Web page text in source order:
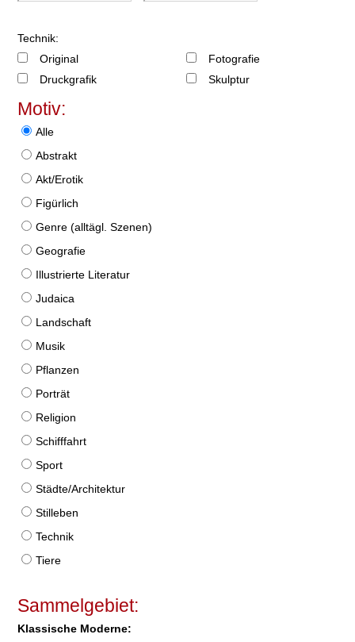
Technik:
Original
Druckgrafik
Fotografie
Skulptur
Motiv:
Alle
Abstrakt
Akt/Erotik
Figürlich
Genre (alltägl. Szenen)
Geografie
Illustrierte Literatur
Judaica
Landschaft
Musik
Pflanzen
Porträt
Religion
Schifffahrt
Sport
Städte/Architektur
Stilleben
Technik
Tiere
Sammelgebiet:
Klassische Moderne: